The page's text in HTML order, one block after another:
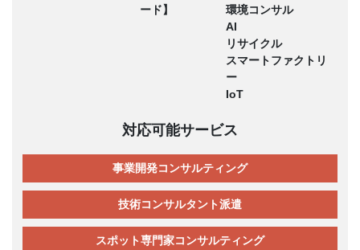
ード】
環境コンサル
AI
リサイクル
スマートファクトリ
ー
IoT
対応可能サービス
事業開発コンサルティング
技術コンサルタント派遣
スポット専門家コンサルティング